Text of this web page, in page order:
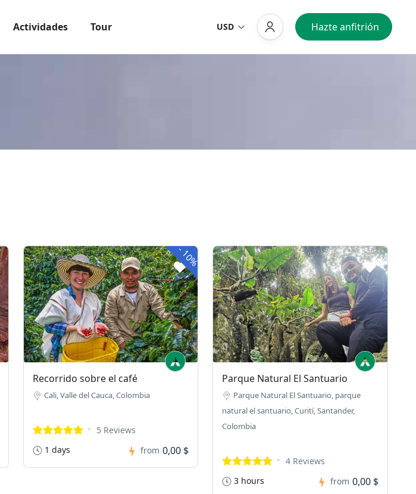
Actividades Tour USD Hazte anfitrión
-
10%
Recorrido sobre el café
Cali, Valle del Cauca, Colombia
5 Reviews
1 days
from 0,00 $
Parque Natural El Santuario
Parque Natural El Santuario, parque
natural el santuario, Curití, Santander,
Colombia
4 Reviews
3 hours
from 0,00 $